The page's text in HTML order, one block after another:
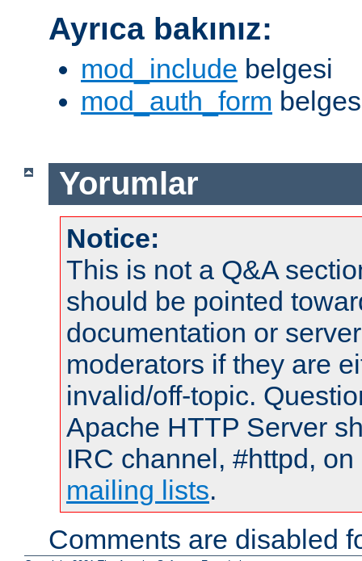
Ayrıca bakınız:
mod_include belgesi
mod_auth_form
Yorumlar
Notice:
This is not a Q&A
should be pointed
documentation or
moderators if they are
invalid/off-topic.
Apache HTTP Server
IRC channel, #httpd,
mailing lists.
Comments are disabled